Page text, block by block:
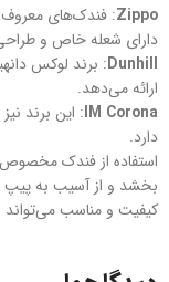
Zippo: فندک‌های
دارای شعله خاص و
Dunhill: برند لوکس
ارائه می‌دهد.
IM Corona: این برند
دارد.
استفاده از فندک
بخشد و از آسیب به پیپ
کیفیت و مناسب می‌تواند